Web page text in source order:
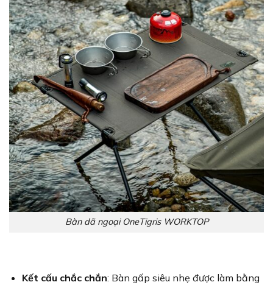
Bàn dã ngoại OneTigris WORKTOP
Kết cấu chắc chắn: Bàn gấp siêu nhẹ được làm bằng